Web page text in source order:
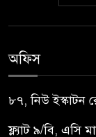
অফিস
৮৭, নিউ ইস্কাটন
ফ্ল্যাট ৯/বি, এসি